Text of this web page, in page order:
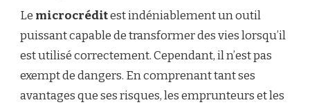
Le microcréditest indéniablement un outil
puissant capable de transformer des vies lorsqu’il
est utilisé correctement. Cependant, il n’est pas
exempt de dangers. En comprenant tant ses
avantages que ses risques, les emprunteurs et les